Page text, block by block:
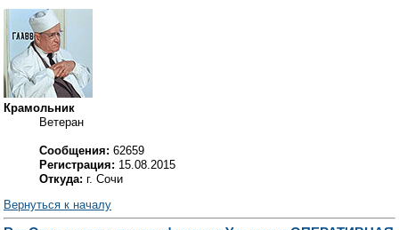
Крамольник
Ветеран
Сообщения: 62659
Регистрация: 15.08.2015
Откуда: г. Сочи
Вернуться к началу